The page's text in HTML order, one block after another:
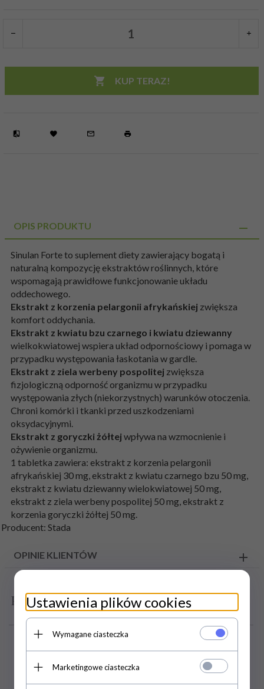
KUP TERAZ!
OPIS PRODUKTU
Sinulan Forte to suplement diety zawierający bogatą i
naturalną kompozycję ekstraktów roślinnych, które
wspomagają prawidłowe funkcjonowanie układu
oddechowego.
Ekstrakt z korzenia pelargonii afrykańskiej zwiększa
komfort oddychania.
Ekstrakt z kwiatu bzu czarnego i kwiatu dziewanny
wielkokwiatowej wspiera układ odpornościowy i pomaga w
przypadku występowania łaskotania w gardle.
Ekstrakt z ziela werbeny pospolitej zwiększa
fizjologiczną odporność organizmu w przypadku
występowania złych (niekorzystnych) warunków otoczenia.
Chroni komórki i tkanki przed uszkodzeniami
oksydacyjnymi.
Ekstrakt z goryczki żółtej wpływa na wzmocnienie i
ożywienie organizmu.
1 tabletka zawiera: ekstrakt z korzenia pelargonii
afrykańskiej 30 mg, ekstrakt z kwiatu czarnego bzu 50 mg,
ekstrakt z kwiatu dziewanny wielokwiatowej 50 mg,
ekstrakt z ziela werbeny pospolitej 50 mg, ekstrakt z
korzenia goryczki żółtej 50 mg.
Producent: Stada
OPINIE KLIENTÓW
Polecamy
Ustawienia plików cookies
Wymagane ciasteczka
Marketingowe ciasteczka